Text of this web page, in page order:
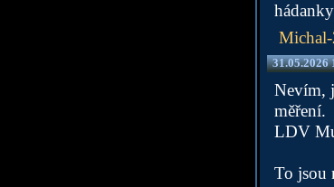
31.05.2026
Nevím,
měření.
LDV
To jsou